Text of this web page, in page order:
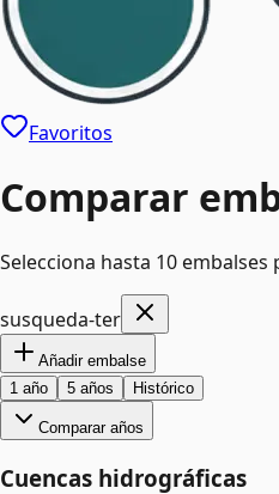
Favoritos
Comparar
Selecciona hasta 10embalses
susqueda-ter
Añadir embalse
1 año
5 años Histórico
Comparar años
Cuencas hidrográficas